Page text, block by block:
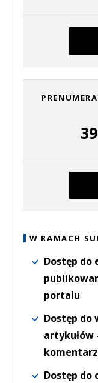
W RAMACH
Dostęp do
portalu
Dostęp do
artykułów
Dostęp do